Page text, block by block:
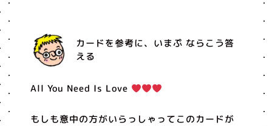
カードを参考に、いまぷ ならこう答
える
All You Need Is Love
もしも意中の方がいらっしゃってこのカードが